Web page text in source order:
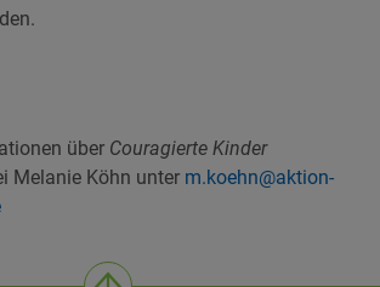
über Couragierte Kinder
Melanie Köhn unter m.koehn@aktion-